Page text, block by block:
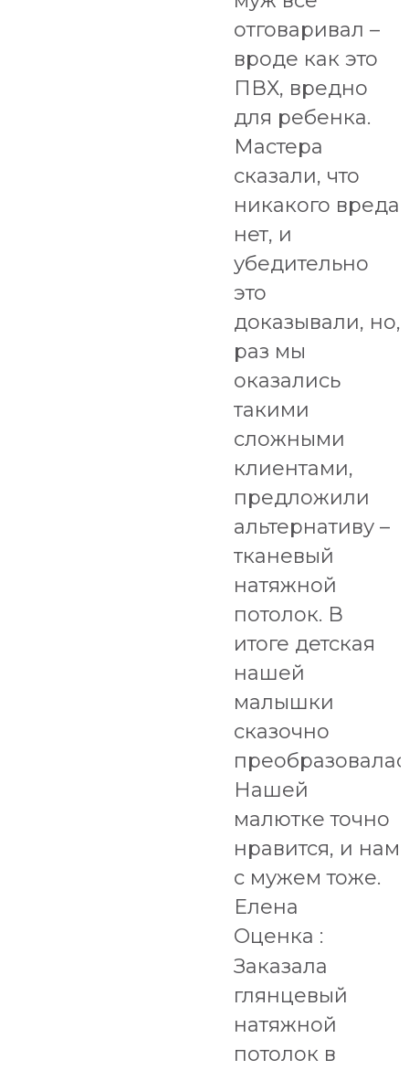
отговаривал –
вроде как это
ПВХ, вредно
для ребенка.
Мастера
сказали, что
никакого вреда
нет, и
убедительно
это
доказывали, но,
раз мы
оказались
такими
сложными
клиентами,
предложили
альтернативу –
тканевый
натяжной
потолок. В
итоге детская
нашей
малышки
сказочно
Нашей
малютке точно
нравится, и нам
с мужем тоже.
Елена
Оценка :
Заказала
глянцевый
натяжной
потолок в